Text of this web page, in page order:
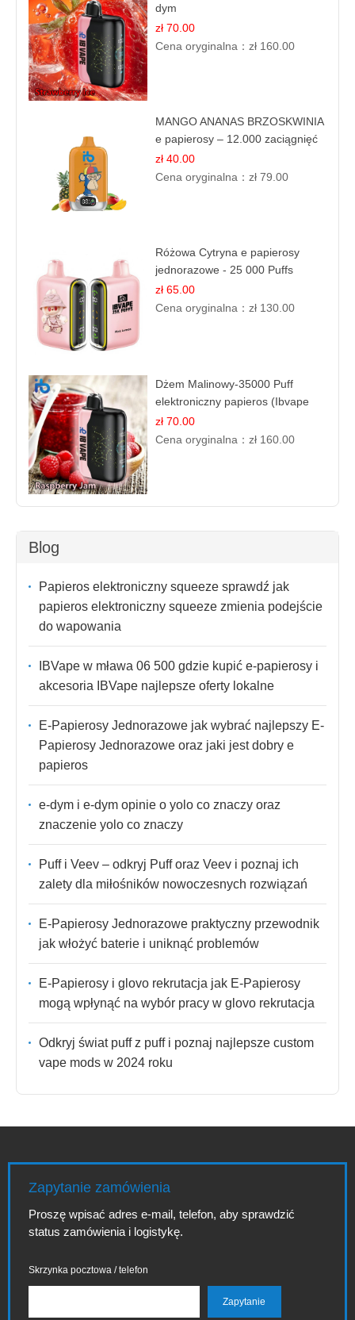
dym
zł 70.00
Cena oryginalna：zł 160.00
MANGO ANANAS BRZOSKWINIA
e papierosy – 12.000 zaciągnięć
zł 40.00
Cena oryginalna：zł 79.00
Różowa Cytryna e papierosy
jednorazowe - 25 000 Puffs
zł 65.00
Cena oryginalna：zł 130.00
Dżem Malinowy-35000 Puff
elektroniczny papieros (Ibvape
Bar)
zł 70.00
Cena oryginalna：zł 160.00
Blog
Papieros elektroniczny squeeze sprawdź jak
papieros elektroniczny squeeze zmienia podejście
do wapowania
IBVape w mława 06 500 gdzie kupić e-papierosy i
akcesoria IBVape najlepsze oferty lokalne
E-Papierosy Jednorazowe jak wybrać najlepszy E-
Papierosy Jednorazowe oraz jaki jest dobry e
papieros
e-dym i e-dym opinie o yolo co znaczy oraz
znaczenie yolo co znaczy
Puff i Veev – odkryj Puff oraz Veev i poznaj ich
zalety dla miłośników nowoczesnych rozwiązań
E-Papierosy Jednorazowe praktyczny przewodnik
jak włożyć baterie i uniknąć problemów
E-Papierosy i glovo rekrutacja jak E-Papierosy
mogą wpłynąć na wybór pracy w glovo rekrutacja
Odkryj świat puff z puff i poznaj najlepsze custom
vape mods w 2024 roku
Zapytanie zamówienia
Proszę wpisać adres e-mail, telefon, aby sprawdzić
status zamówienia i logistykę.
Skrzynka pocztowa / telefon